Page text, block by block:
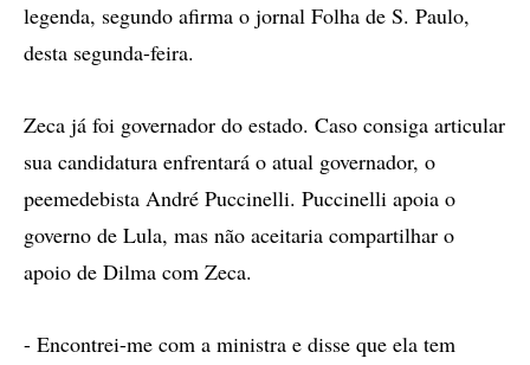
legenda, segundo afirma o jornal Folha de S. Paulo,
desta segunda-feira.
Zeca já foi governador do estado. Caso consiga articular
sua candidatura enfrentará o atual governador, o
peemedebista André Puccinelli. Puccinelli apoia o
governo de Lula, mas não aceitaria compartilhar o
apoio de Dilma com Zeca.
- Encontrei-me com a ministra e disse que ela tem